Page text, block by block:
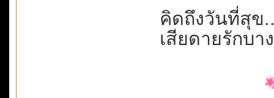
คิดถึงวันที่สุข
เสียดายรักบ